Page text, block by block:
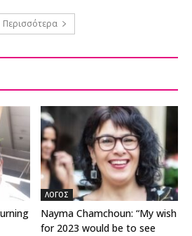
Περισσότερα
ΛΟΓΟΣ
Nayma Chamchoun: “My wish
for 2023 would be to see